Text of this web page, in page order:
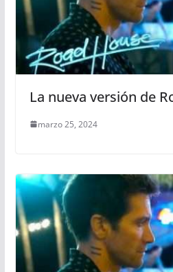
La nueva versión de
marzo 25, 2024